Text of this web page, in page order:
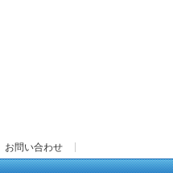
お問い合わせ